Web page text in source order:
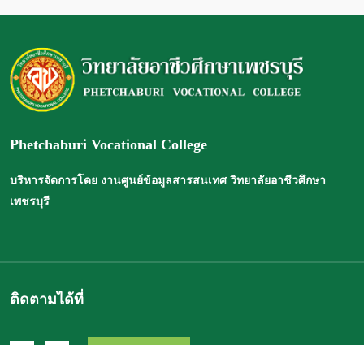
Phetchaburi Vocational College
บริหารจัดการโดย งานศูนย์ข้อมูลสารสนเทศ วิทยาลัยอาชีวศึกษา
เพชรบุรี
ติดตามได้ที่